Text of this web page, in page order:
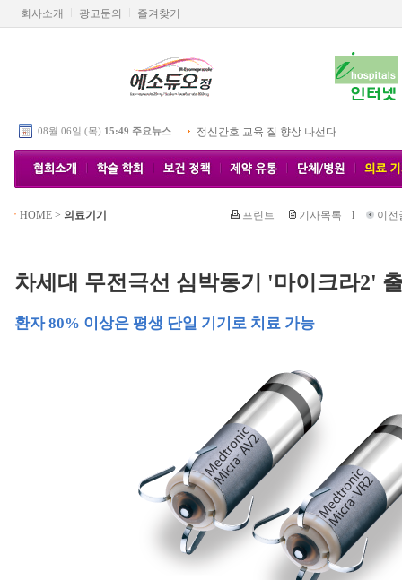
회사소개 광고문의 즐겨찾기
08월 06일 (목) 15:49 주요뉴스 정신간호 교육 질 향상 나선다
HOME> 의료기기 프린트 기사목록 l 이전
차세대 무전극선 심박동기 '마이크라2'
환자 80% 이상은 평생 단일 기기로 치료 가능